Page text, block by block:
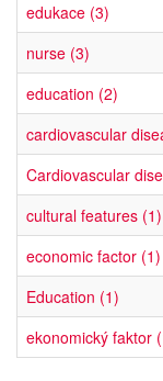
edukace (3)
nurse (3)
education (2)
cardiovascular
Cardiovascular
cultural features (1)
economic factor (1)
Education (1)
ekonomický faktor